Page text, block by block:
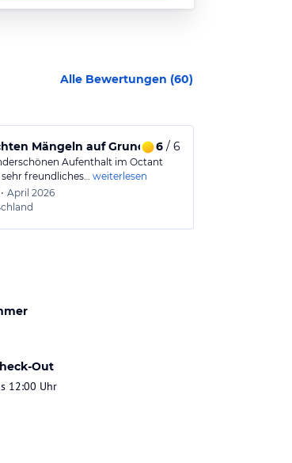
Alle Bewertungen (60)
Mängeln auf Grund der Lage
6/ 6
Aufenthalt im Octant
freundliches… weiterlesen
• April 2026
Out
12:00 Uhr